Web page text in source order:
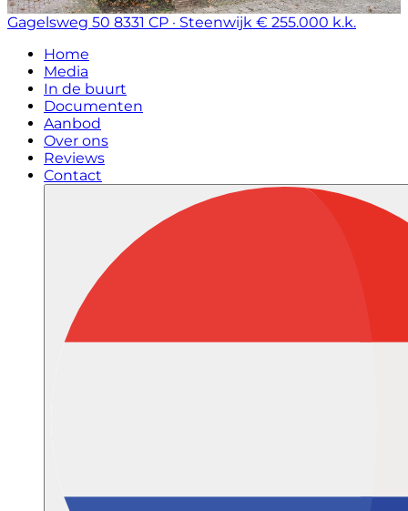
Gagelsweg 50 8331 CP · Steenwijk € 255.000 k.k.
Home
Media
In de buurt
Documenten
Aanbod
Over ons
Reviews
Contact